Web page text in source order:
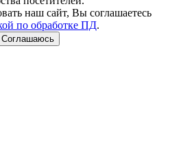
наш сайт, Вы соглашаетесь
по обработке ПД.
Соглашаюсь